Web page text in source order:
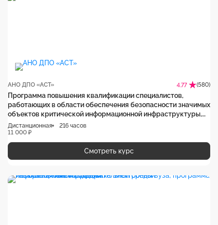
АНО ДПО «АСТ» 4.77 (580)
Программа повышения квалификации специалистов,
работающих в области обеспечения безопасности значимых
объектов критической информационной инфраструктуры,
учебная нагрузка 216 часов
Дистанционная
216 часов
11 000 ₽
Смотреть курс